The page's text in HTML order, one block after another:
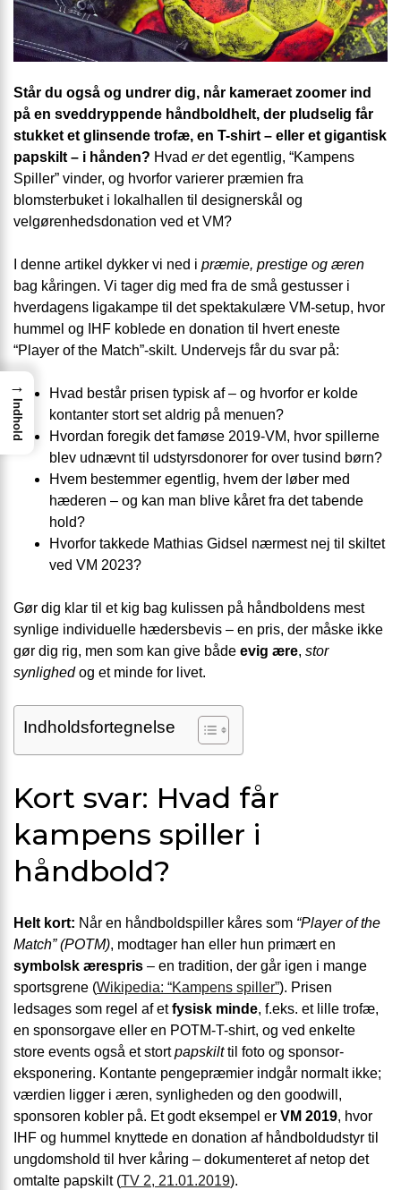
Står du også og undrer dig, når kameraet zoomer ind
på en sveddryppende håndboldhelt, der pludselig får
stukket et glinsende trofæ, en T-shirt – eller et gigantisk
papskilt – i hånden? Hvad erdet egentlig, “Kampens
Spiller” vinder, og hvorfor varierer præmien fra
blomsterbuket i lokalhallen til designer­skål og
velgørenheds­donation ved et VM?
I denne artikel dykker vi ned i præmie, prestige og æren
bag kåringen. Vi tager dig med fra de små gestusser i
hverdagens ligakampe til det spektakulære VM-setup, hvor
hummel og IHF koblede en donation til hvert eneste
“Player of the Match”-skilt. Undervejs får du svar på:
Hvad består prisen typisk af – og hvorfor er kolde
kontanter stort set aldrig på menuen?
Hvordan foregik det famøse 2019-VM, hvor spillerne
blev udnævnt til udstyrs­donorer for over tusind børn?
Hvem bestemmer egentlig, hvem der løber med
hæderen – og kan man blive kåret fra det tabende
hold?
Hvorfor takkede Mathias Gidsel nærmest nej til skiltet
ved VM 2023?
Gør dig klar til et kig bag kulissen på håndboldens mest
synlige individuelle hæders­bevis – en pris, der måske ikke
gør dig rig, men som kan give både evig ære, stor
synlighedog et minde for livet.
Indholdsfortegnelse
Kort svar: Hvad får
kampens spiller i
håndbold?
Helt kort: Når en håndboldspiller kåres som “Player of the
Match” (POTM), modtager han eller hun primært en
symbolsk ærespris – en tradition, der går igen i mange
sportsgrene (Wikipedia: “Kampens spiller”). Prisen
ledsages som regel af etfysisk minde, f.eks. et lille trofæ,
en sponsor­gave eller en POTM-T-shirt, og ved enkelte
store events også et stortpapskilttil foto og sponsor­
eksponering. Kontante penge­præmier indgår normalt ikke;
værdien ligger i æren, synligheden og den goodwill,
sponsoren kobler på. Et godt eksempel er VM 2019, hvor
IHF og hummel knyttede en donation af håndbold­udstyr til
ungdomshold til hver kåring – dokumenteret af netop det
omtalte papskilt (TV 2, 21.01.2019).
→
Indhold